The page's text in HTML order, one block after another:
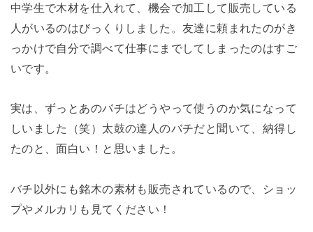
中学生で木材を仕入れて、機会で加工して販売している
人がいるのはびっくりしました。友達に頼まれたのがき
っかけで自分で調べて仕事にまでしてしまったのはすご
いです。
実は、ずっとあのバチはどうやって使うのか気になって
しいました（笑）太鼓の達人のバチだと聞いて、納得し
たのと、面白い！と思いました。
バチ以外にも銘木の素材も販売されているので、ショッ
プやメルカリも見てください！